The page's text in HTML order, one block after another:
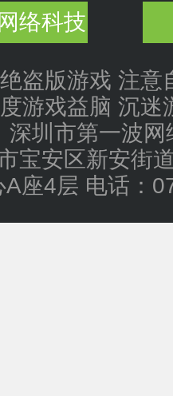
络科技
盗版游戏 注意
游戏益脑 沉迷
深圳市第一波
宝安区新安街
A座4层 电话：